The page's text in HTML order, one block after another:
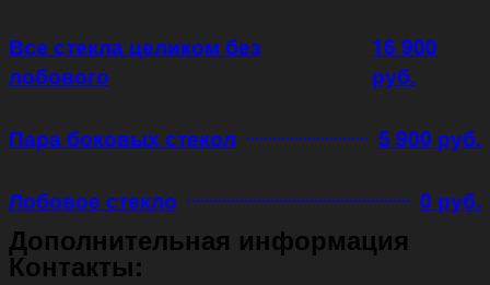
Все стекла целиком без
лобового
16 900
руб.
Пара боковых стекол 5 900 руб.
Лобовое стекло 0 руб.
Дополнительная информация
Контакты: